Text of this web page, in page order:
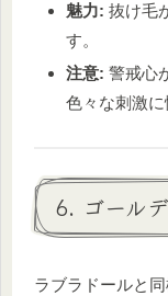
魅力: 抜け毛
す。
注意: 警戒心
色々な刺激に
6. ゴール
ラブラドールと同